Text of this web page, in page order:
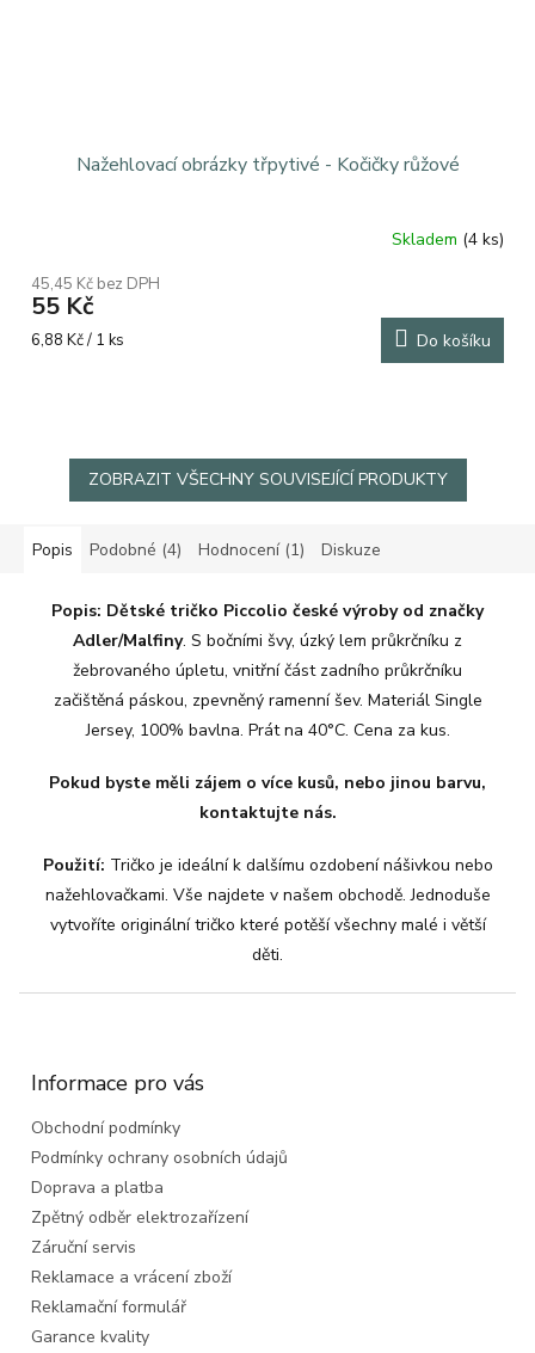
Nažehlovací obrázky třpytivé - Kočičky růžové
Skladem (4 ks)
45,45 Kč bez DPH
55 Kč
Měrná
6,88 Kč / 1 ks Do košíku
ZOBRAZIT VŠECHNY SOUVISEJÍCÍ PRODUKTY
Popis Podobné (4) Hodnocení (1) Diskuze
Popis: Dětské tričko Piccolio české výroby od značky
Adler/Malfiny. S bočními švy, úzký lem průkrčníku z
žebrovaného úpletu, vnitřní část zadního průkrčníku
začištěná páskou, zpevněný ramenní šev. Materiál Single
Jersey, 100% bavlna. Prát na 40°C. Cena za kus.
Pokud byste měli zájem o více kusů, nebo jinou barvu,
kontaktujte nás.
Použití: Tričko je ideální k dalšímu ozdobení nášivkou nebo
nažehlovačkami. Vše najdete v našem obchodě. Jednoduše
vytvoříte originální tričko které potěší všechny malé i větší
děti.
Informace pro vás
Obchodní podmínky
Podmínky ochrany osobních údajů
Doprava a platba
Zpětný odběr elektrozařízení
Záruční servis
Reklamace a vrácení zboží
Reklamační formulář
Garance kvality